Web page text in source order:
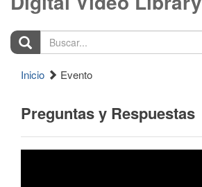
Buscar...
Inicio Evento
Preguntas y Respuestas